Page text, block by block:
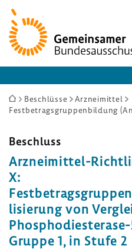
Zur
Startseite
Sie
sind
Beschlüsse
Arzneimittel
Festbetragsgruppenbildung
Beschluss
Arzneimittel-​
X:
li­sie­rung von
Gruppe 1, in Stufe 2